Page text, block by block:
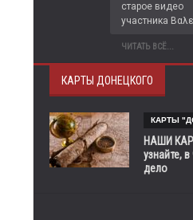
старое видео
участника
ЧИТАТЬ ВСЁ...
КАРТЫ ДОНЕЦКОГО
КАРТЫ
НАШИ
узнайте,
дело